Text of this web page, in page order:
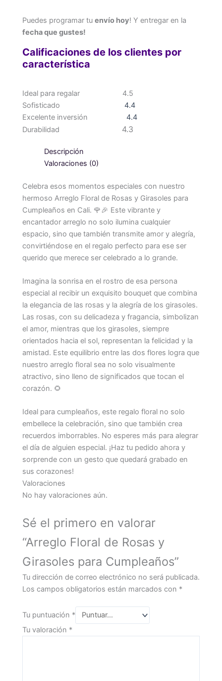
Puedes programar tu envío hoy! Y entregar en la
fecha que gustes!
Calificaciones de los clientes por
característica
Ideal para regalar
4.5
Sofisticado
4.4
Excelente inversión
4.4
Durabilidad
4.3
Descripción
Valoraciones (0)
Celebra esos momentos especiales con nuestro
hermoso Arreglo Floral de Rosas y Girasoles para
Cumpleaños en Cali. 🌹🎉 Este vibrante y
encantador arreglo no solo ilumina cualquier
espacio, sino que también transmite amor y alegría,
convirtiéndose en el regalo perfecto para ese ser
querido que merece ser celebrado a lo grande.
Imagina la sonrisa en el rostro de esa persona
especial al recibir un exquisito bouquet que combina
la elegancia de las rosas y la alegría de los girasoles.
Las rosas, con su delicadeza y fragancia, simbolizan
el amor, mientras que los girasoles, siempre
orientados hacia el sol, representan la felicidad y la
amistad. Este equilibrio entre las dos flores logra que
nuestro arreglo floral sea no solo visualmente
atractivo, sino lleno de significados que tocan el
corazón. 🌻
Ideal para cumpleaños, este regalo floral no solo
embellece la celebración, sino que también crea
recuerdos imborrables. No esperes más para alegrar
el día de alguien especial. ¡Haz tu pedido ahora y
sorprende con un gesto que quedará grabado en
sus corazones!
Valoraciones
No hay valoraciones aún.
Sé el primero en valorar
“Arreglo Floral de Rosas y
Girasoles para Cumpleaños”
Tu dirección de correo electrónico no será publicada.
Los campos obligatorios están marcados con *
Tu puntuación *
Tu valoración *